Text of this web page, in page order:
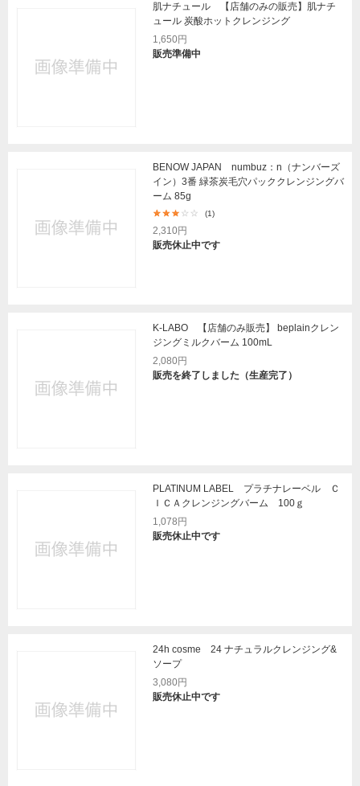
肌ナチュール 【店舗のみの販売】肌ナチ
ュール 炭酸ホットクレンジング
1,650円
販売準備中
BENOW JAPAN numbuz：n（ナンバーズ
イン）3番 緑茶炭毛穴パッククレンジングバ
ーム 85g
(1)
2,310円
販売休止中です
K-LABO 【店舗のみ販売】 beplainクレン
ジングミルクバーム 100mL
2,080円
販売を終了しました（生産完了）
PLATINUM LABEL プラチナレーベル Ｃ
ＩＣＡクレンジングバーム 100ｇ
1,078円
販売休止中です
24h cosme 24 ナチュラルクレンジング&
ソープ
3,080円
販売休止中です